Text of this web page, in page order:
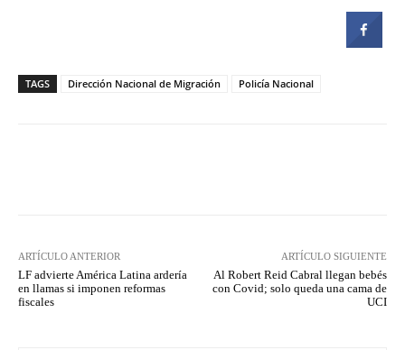
TAGS Dirección Nacional de Migración Policía Nacional
ARTÍCULO ANTERIOR
LF advierte América Latina ardería
en llamas si imponen reformas
fiscales
ARTÍCULO SIGUIENTE
Al Robert Reid Cabral llegan bebés
con Covid; solo queda una cama de
UCI